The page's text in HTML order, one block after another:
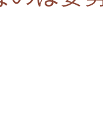
ちNaNと評価されています